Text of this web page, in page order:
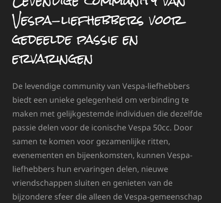
Vespa-liefhebbers voor
gedeelde passie en
ervaringen
De levendige community van Vespa-liefhebbers
biedt een unieke gelegenheid om verbinding te
maken met gelijkgestemde individuen die dezelfde
passie delen voor de iconische Vespa 50cc. Door
samen te komen voor gezamenlijke ritten,
evenementen en bijeenkomsten, kunnen Vespa-
liefhebbers hun ervaringen delen, nieuwe
vriendschappen sluiten en genieten van de
bijzondere sfeer die alleen de Vespa-gemeenschap